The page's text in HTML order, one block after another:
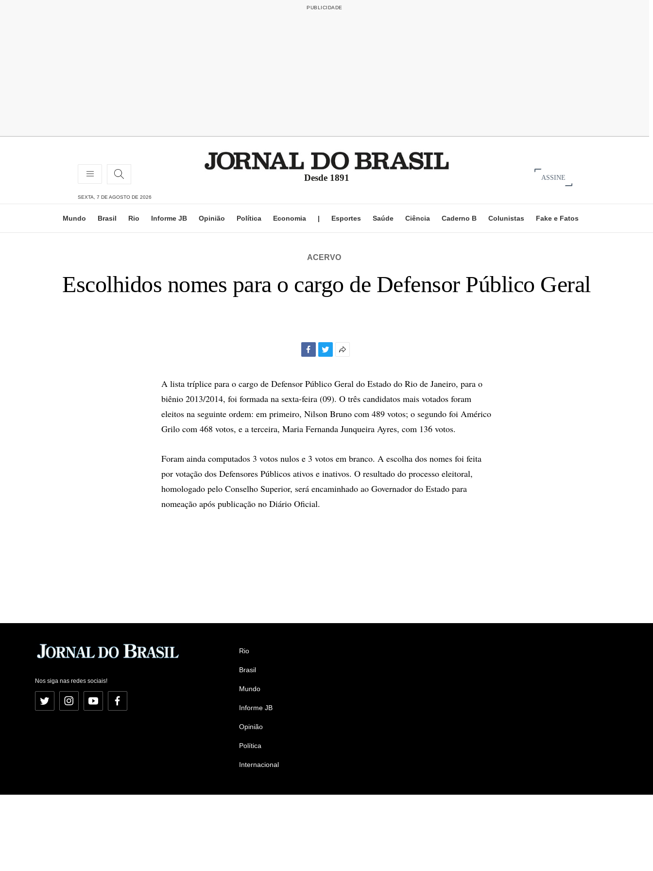
Desde 1891 ASSINE
SEXTA, 7 DE AGOSTO DE 2026
Mundo Brasil Rio Informe JB Opinião Política Economia | Esportes Saúde Ciência Caderno B Colunistas Fake e Fatos
ACERVO
Escolhidos nomes para o cargo de Defensor Público Geral
compartilhamento
A lista tríplice para o cargo de Defensor Público Geral do Estado do Rio de Janeiro, para o
biênio 2013/2014, foi formada na sexta-feira (09). O três candidatos mais votados foram
eleitos na seguinte ordem: em primeiro, Nilson Bruno com 489 votos; o segundo foi Américo
Grilo com 468 votos, e a terceira, Maria Fernanda Junqueira Ayres, com 136 votos.
Foram ainda computados 3 votos nulos e 3 votos em branco. A escolha dos nomes foi feita
por votação dos Defensores Públicos ativos e inativos. O resultado do processo eleitoral,
homologado pelo Conselho Superior, será encaminhado ao Governador do Estado para
nomeação após publicação no Diário Oficial.
Nos siga nas redes sociais!
Twitter InstagramYouTubeFacebook
Rio
Brasil
Mundo
Informe JB
Opinião
Política
Internacional